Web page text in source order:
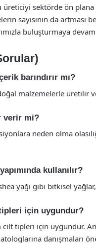
üreticiyi sektörde ön
sayısının da artması
buluşturmaya
barındırır mı?
malzemelerle üretilir
verir mi?
neden olma
kullanılır?
yağı gibi bitkisel
için uygundur?
tipleri için uygundur.
danışmaları